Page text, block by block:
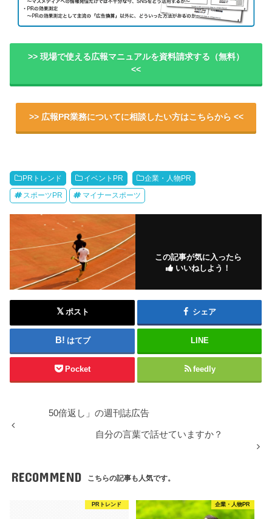
>> 現場で使える広報マニュアルを資料請求する（無料）
<<
>> 広報PR業務についてに相談したい方はこちらから <<
PRトレンド イベントPR 企業・人物PR
スポーツPR マイナースポーツ
この記事が気に入ったら
いいねしよう！
ポスト シェア
はてブ LINE
Pocket feedly
50倍返し」の週刊誌広告
自分の言葉で話せていますか？
RECOMMEND こちらの記事も人気です。
PRトレンド 企業・人物PR